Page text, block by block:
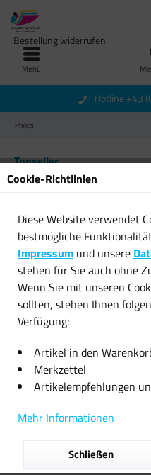
Menü
Bestellung widerrufen
Hotline +43
Philips
Topseller
Philips PFA-351
Thermotransferrolle Reman
27,22 € *
Filtern
Cookie-Richtlinien
Diese Website verwendet
bestmögliche
Impressum und unsere
stehen für Sie auch ohne
Wenn Sie mit unseren
sollten, stehen Ihnen
Verfügung:
Artikel in den
Merkzettel
Artikelempfehlungen
Mehr Informationen
Schließen